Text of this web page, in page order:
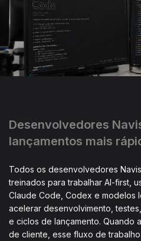
Desenvolvedores
lançamentos mais
Todos os desenvolvedores
treinados para trabalhar AI-first,
Claude Code, Codex e modelos
acelerar desenvolvimento,
e ciclos de lançamento. Quando
de cliente, esse fluxo de